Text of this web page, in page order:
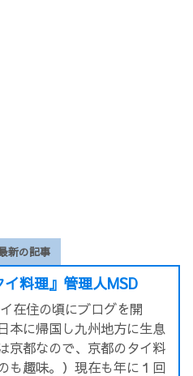
新の記事
イ料理』管理人MSD
在住の頃にブログを開
本に帰国し九州地方に生息
京都なので、京都のタイ料
も趣味。）現在も年に１回